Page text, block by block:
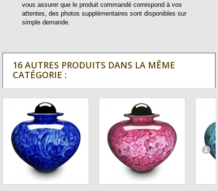
vous assurer que le produit commandé correspond à vos
attentes, des photos supplémentaires sont disponibles sur
simple demande.
16 AUTRES PRODUITS DANS LA MÊME
CATÉGORIE :